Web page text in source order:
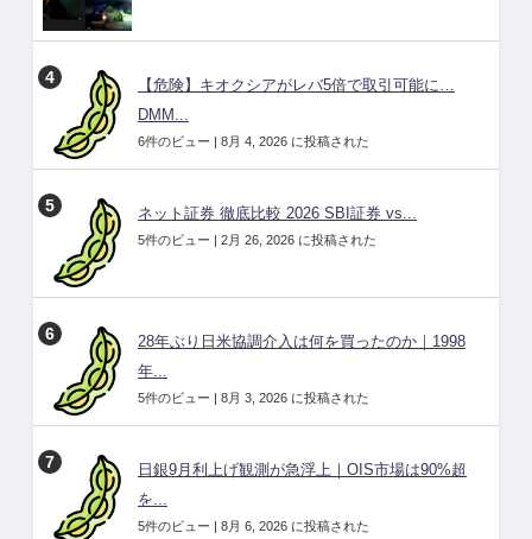
【危険】キオクシアがレバ5倍で取引可能に…
DMM...
6件のビュー | 8月 4, 2026 に投稿された
ネット証券 徹底比較 2026 SBI証券 vs...
5件のビュー | 2月 26, 2026 に投稿された
28年ぶり日米協調介入は何を買ったのか｜1998
年...
5件のビュー | 8月 3, 2026 に投稿された
日銀9月利上げ観測が急浮上｜OIS市場は90%超
を...
5件のビュー | 8月 6, 2026 に投稿された